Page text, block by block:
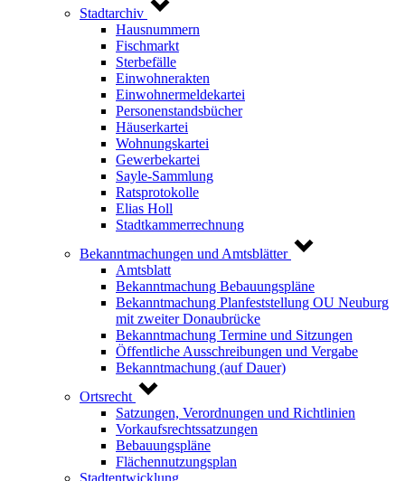
Stadtarchiv
Hausnummern
Fischmarkt
Sterbefälle
Einwohnerakten
Einwohnermeldekartei
Personenstandsbücher
Häuserkartei
Wohnungskartei
Gewerbekartei
Sayle-Sammlung
Ratsprotokolle
Elias Holl
Stadtkammerrechnung
Bekanntmachungen und Amtsblätter
Amtsblatt
Bekanntmachung Bebauungspläne
Bekanntmachung Planfeststellung OU Neuburg
mit zweiter Donaubrücke
Bekanntmachung Termine und Sitzungen
Öffentliche Ausschreibungen und Vergabe
Bekanntmachung (auf Dauer)
Ortsrecht
Satzungen, Verordnungen und Richtlinien
Vorkaufsrechtssatzungen
Bebauungspläne
Flächennutzungsplan
Stadtentwicklung